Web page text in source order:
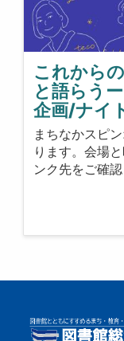
これから
と語らう
企画/ナイ
まちなかスピ
ります。会場
ンク先をご確